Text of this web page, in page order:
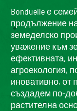
Bonduelle е
продължение
земеделско
уважение към
ефективната,
агроекология,
иновативно, от
създадем по-
растителна